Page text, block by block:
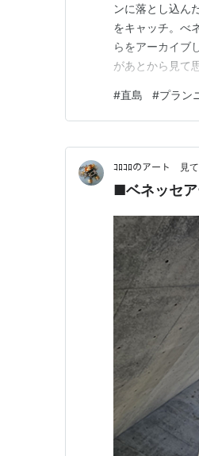
島内の駐車場が安
バスの時間を気に
ンに落とし込ん
をキャッチ。べ
らをアーカイブ
があとから見て
とシステムの解
高松泊 前乗り
#直島 #プラン
ｺﾛｺﾛのアート 見
■ベネッセ